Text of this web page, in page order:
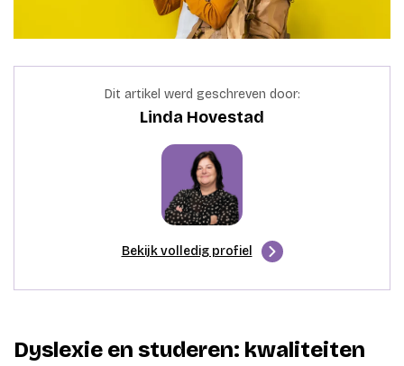
Dit artikel werd geschreven door:
Linda Hovestad
Bekijk volledig profiel
Dyslexie en studeren: kwaliteiten